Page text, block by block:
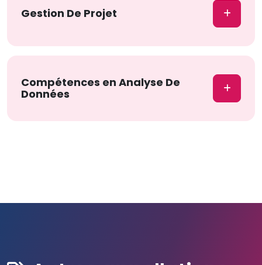
Gestion De Projet
Compétences en Analyse De
Données